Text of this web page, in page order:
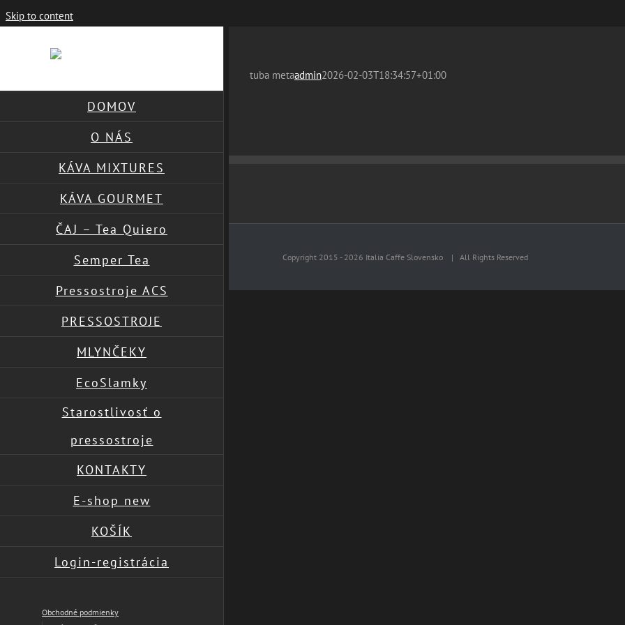
Skip to content
DOMOV
O NÁS
KÁVA MIXTURES
KÁVA GOURMET
ČAJ – Tea Quiero
Semper Tea
Pressostroje ACS
PRESSOSTROJE
MLYNČEKY
EcoSlamky
Starostlivosť o
pressostroje
KONTAKTY
E-shop new
KOŠÍK
Login-registrácia
Obchodné podmienky
tuba metaadmin2026-02-03T18:34:57+01:00
Copyright 2015 - 2026 Italia Caffe Slovensko | All Rights Reserved
Page load link